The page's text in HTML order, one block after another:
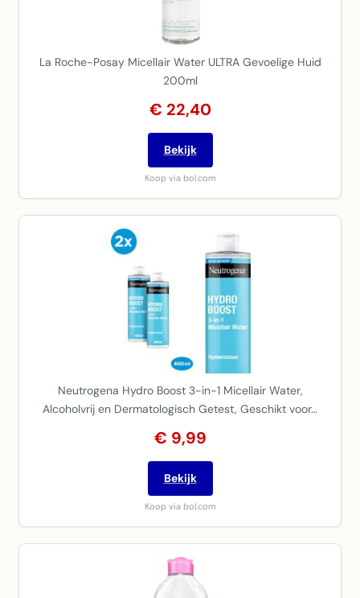
La Roche-Posay Micellair Water ULTRA Gevoelige Huid
200ml
€ 22,40
Bekijk
Koop via bol.com
Neutrogena Hydro Boost 3-in-1 Micellair Water,
Alcoholvrij en Dermatologisch Getest, Geschikt voor…
€ 9,99
Bekijk
Koop via bol.com